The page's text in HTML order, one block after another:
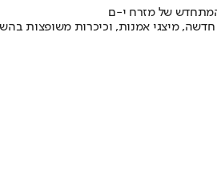
המתחדש של מזרח י-ם